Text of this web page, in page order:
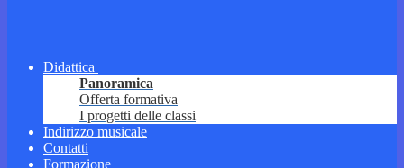
Didattica
Panoramica
Offerta formativa
I progetti delle classi
Indirizzo musicale
Contatti
Formazione